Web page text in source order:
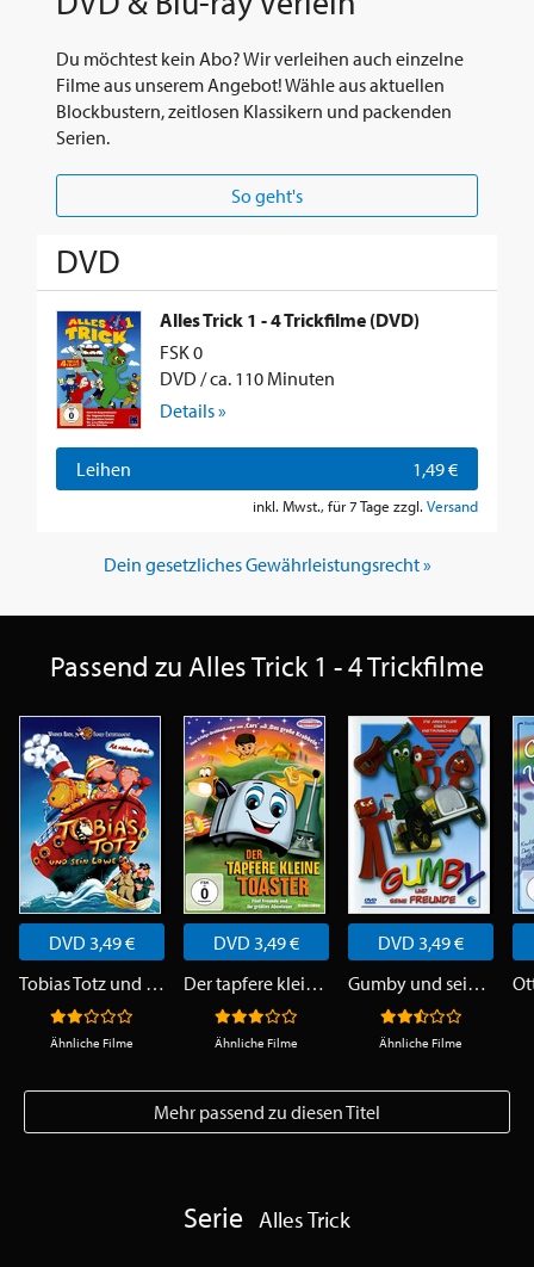
Du möchtest kein Abo? Wir verleihen auch einzelne
Filme aus unserem Angebot! Wähle aus aktuellen
Blockbustern, zeitlosen Klassikern und packenden
Serien.
So geht's
DVD
Alles Trick 1 - 4 Trickfilme (DVD)
FSK 0
DVD / ca. 110 Minuten
Details »
Leihen 1,49 €
inkl. Mwst., für 7 Tage zzgl. Versand
Dein gesetzliches Gewährleistungsrecht »
Passend zu Alles Trick 1 - 4 Trickfilme
DVD 3,49 €
Tobias Totz und sein Löwe
Ähnliche Filme
DVD 3,49 €
Der tapfere kleine Toaster
Ähnliche Filme
DVD 3,49 €
Gumby und seine Freunde
Ähnliche Filme
Mehr passend zu diesen Titel
Serie Alles Trick